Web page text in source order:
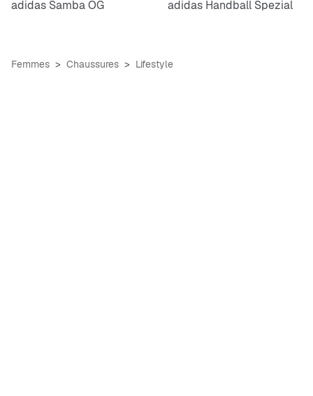
adidas Samba OG
adidas Handball Spezial
Femmes Chaussures Lifestyle